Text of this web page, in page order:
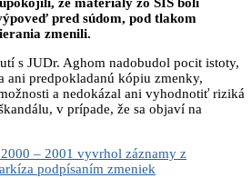
že materiály zo SIS boli
pred súdom, pod tlakom
zmenili.
s JUDr. Aghom nadobudol pocit istoty,
ani predpokladanú kópiu zmenky,
a nedokázal ani vyhodnotiť riziká
v prípade, že sa objaví na
– 2001 vyvrhol záznamy z
podpísaním zmeniek